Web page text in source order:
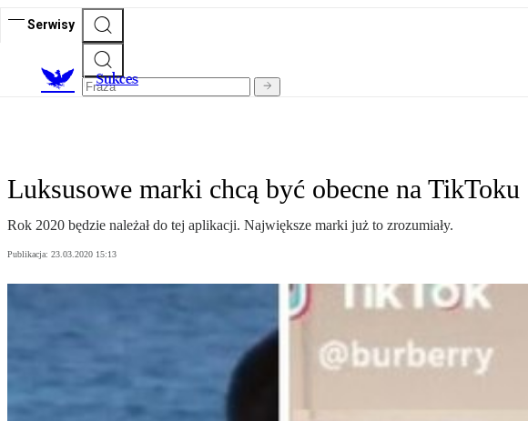
Serwisy
Sukces
Luksusowe marki chcą być obecne na TikToku
Rok 2020 będzie należał do tej aplikacji. Największe marki już to zrozumiały.
Publikacja: 23.03.2020 15:13